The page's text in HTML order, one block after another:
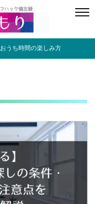
おうち時間の楽しみ方